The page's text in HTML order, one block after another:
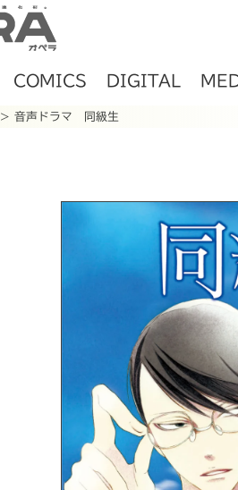
COMICS DIGITAL
> 音声ドラマ 同級生